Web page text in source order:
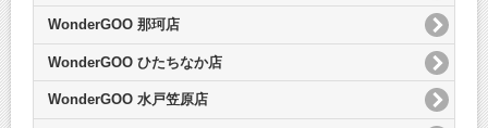
WonderGOO 那珂店
WonderGOO ひたちなか店
WonderGOO 水戸笠原店